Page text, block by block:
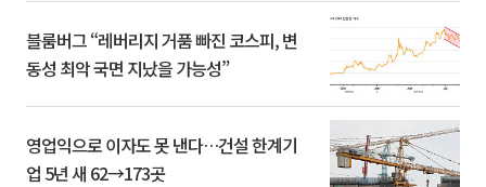
블룸버그 “레버리지 거품 빠진 코스피, 변
동성 최악 국면 지났을 가능성”
영업익으로 이자도 못 낸다…건설 한계기
업 5년 새 62→173곳